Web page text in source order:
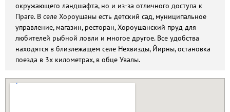
окружающего ландшафта, но и из-за отличного доступа к
Праге. В селе Хороушаны есть детский сад, муниципальное
управление, магазин, ресторан, Хороушанский пруд для
любителей рыбной ловли и многое другое. Все удобства
находятся в близлежащем селе Нехвизды, Йирны, остановка
поезда в 3х километрах, в обце Увалы.